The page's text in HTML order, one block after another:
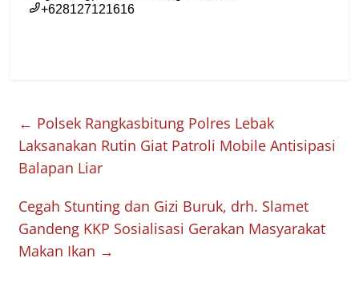
← Polsek Rangkasbitung Polres Lebak
Laksanakan Rutin Giat Patroli Mobile Antisipasi
Balapan Liar
Cegah Stunting dan Gizi Buruk, drh. Slamet
Gandeng KKP Sosialisasi Gerakan Masyarakat
Makan Ikan →